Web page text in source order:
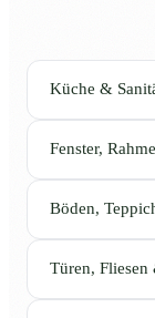
Küche &
Fenster,
Böden,
Türen, Fliesen